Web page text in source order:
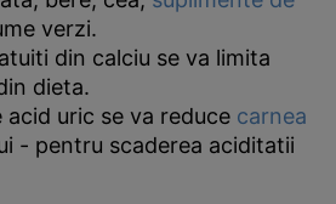
verzi.
din calciu se va limita
dieta.
uric se va reduce carnea
- pentru scaderea aciditatii